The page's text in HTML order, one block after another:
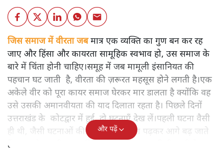
जिस समाज में वीरता जबमात्र एक व्यक्ति का गुण बन कर रह
जाए और हिंसा और कायरता सामूहिक स्वभाव हो, उस समाज के
बारे में चिंता होनी चाहिए।समूह में जब मामूली इंसानियत की
पहचान घट जाती है, वीरता की ज़रूरत महसूस होने लगती है।एक
अकेले वीर को पूरा कायर समाज घेरकर मार डालता है क्योंकि वह
उसे उसकी अमानवीयता की याद दिलाता रहता है। पिछले दिनों
उत्तराखंड के कोटद्वार में हुई दो घटनाएँ देख लें।पहली घटना वैसी
ही थी, जैसी घटनाओं की खबर हम रोज़ाना पढ़कर आगे बढ़ जाते
हैं।भारत के तक़रीबन हर हिस्से से ऐसी खबर आती ही रहती है।
और पढ़ें